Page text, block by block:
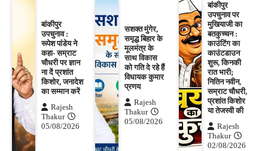
बांकीपुर
उपचुनाव :
रूपेश पांडेय ने
कहा- सम्राट
चौधरी पर ज्ञान
ना दें प्रशांत
किशोर, जनादेश
का सम्मान करें
Rajesh
Thakur
05/08/2026
सशक्त मुंगेर,
समृद्ध बिहार के
मूलमंत्र के
साथ विकास
को गति दे रहे हैं
विधायक कुमार
प्रणय
Rajesh
Thakur
05/08/2026
बांकीपुर
उपचुनाव पर
मुखियाजी का
बतकुच्चन :
काउंटिंग का
काउंटडाउन
शुरू, किनकी
रात भारी;
नितिन नवीन,
सम्राट चौधरी,
प्रशांत किशोर
या तेजस्वी की
Rajesh
Thakur
02/08/2026